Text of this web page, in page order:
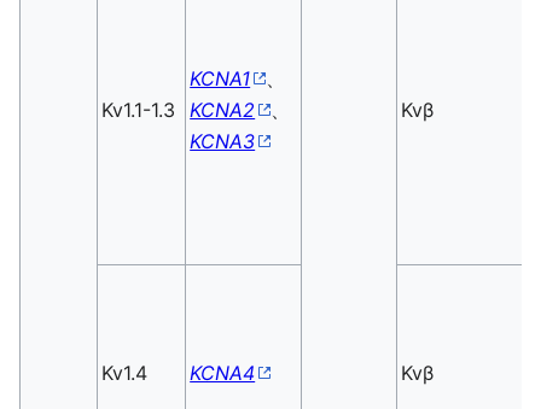
Kv1.1-1.3
KCNA1
、
KCNA2
、
KCNA3
Kvβ
Kv1.4 KCNA4 Kvβ